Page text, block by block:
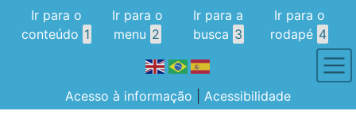
Ir para o
conteúdo 1
Ir para o
menu 2
Ir para a
busca 3
Ir para o
rodapé 4
Acesso à informação Acessibilidade